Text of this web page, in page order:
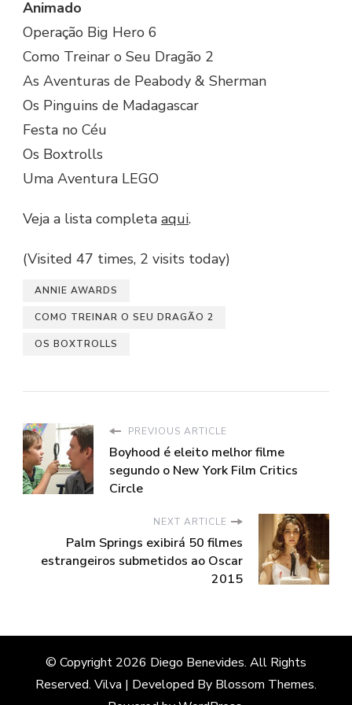
Animado
Operação Big Hero 6
Como Treinar o Seu Dragão 2
As Aventuras de Peabody & Sherman
Os Pinguins de Madagascar
Festa no Céu
Os Boxtrolls
Uma Aventura LEGO
Veja a lista completa aqui.
(Visited 47 times, 2 visits today)
ANNIE AWARDS
COMO TREINAR O SEU DRAGÃO 2
OS BOXTROLLS
PREVIOUS ARTICLE
Boyhood é eleito melhor filme
segundo o New York Film Critics
Circle
NEXT ARTICLE
Palm Springs exibirá 50 filmes
estrangeiros submetidos ao Oscar
2015
© Copyright 2026 Diego Benevides. All Rights
Reserved. Vilva | Developed By Blossom Themes.